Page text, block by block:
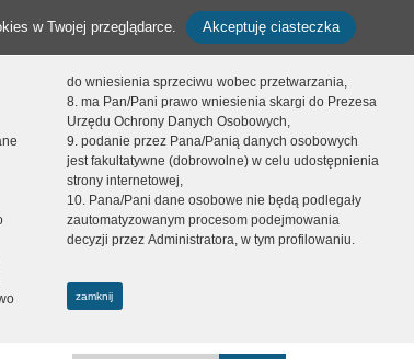
w Twojej przeglądarce. Akceptuję ciasteczka
do wniesienia sprzeciwu wobec przetwarzania,
8. ma Pan/Pani prawo wniesienia skargi do Prezesa
Urzędu Ochrony Danych Osobowych,
9. podanie przez Pana/Panią danych osobowych
jest fakultatywne (dobrowolne) w celu udostępnienia
strony internetowej,
10. Pana/Pani dane osobowe nie będą podlegały
zautomatyzowanym procesom podejmowania
decyzji przez Administratora, w tym profilowaniu.
zamknij